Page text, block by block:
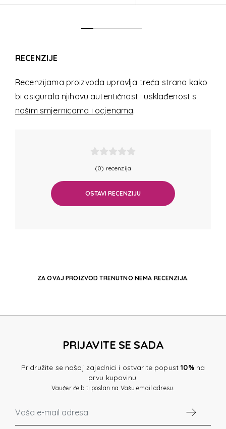
RECENZIJE
Recenzijama proizvoda upravlja treća strana kako
bi osigurala njihovu autentičnost i usklađenost s
našim smjernicama i ocjenama.
(0) recenzija
OSTAVI RECENZIJU
ZA OVAJ PROIZVOD TRENUTNO NEMA RECENZIJA.
PRIJAVITE SE SADA
Pridružite se našoj zajednici i ostvarite popust10%na
prvu kupovinu.
Vaučer će biti poslan na Vašu email adresu.